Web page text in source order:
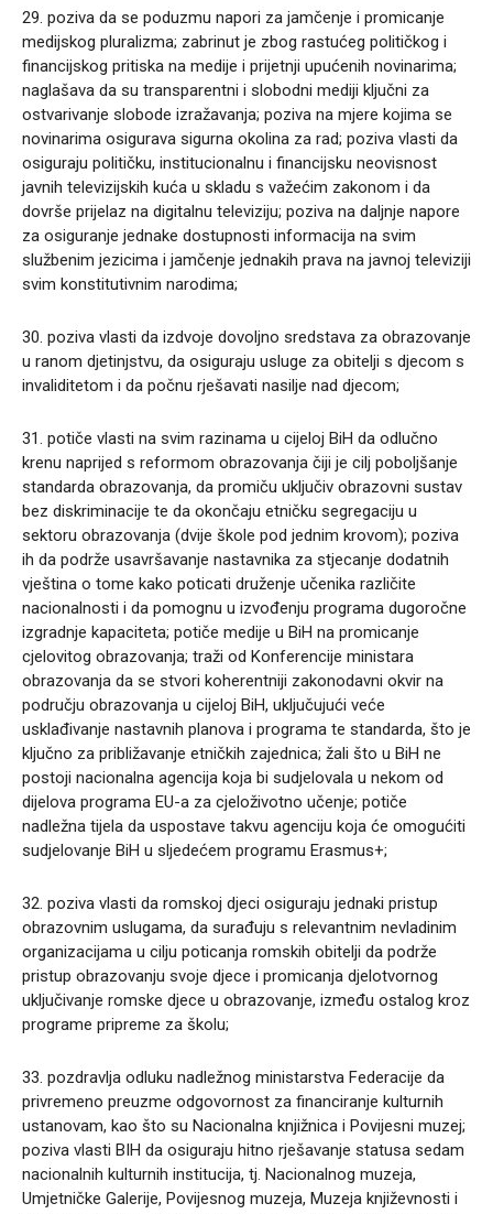
29. poziva da se poduzmu napori za jamčenje i promicanje
medijskog pluralizma; zabrinut je zbog rastućeg političkog i
financijskog pritiska na medije i prijetnji upućenih novinarima;
naglašava da su transparentni i slobodni mediji ključni za
ostvarivanje slobode izražavanja; poziva na mjere kojima se
novinarima osigurava sigurna okolina za rad; poziva vlasti da
osiguraju političku, institucionalnu i financijsku neovisnost
javnih televizijskih kuća u skladu s važećim zakonom i da
dovrše prijelaz na digitalnu televiziju; poziva na daljnje napore
za osiguranje jednake dostupnosti informacija na svim
službenim jezicima i jamčenje jednakih prava na javnoj televiziji
svim konstitutivnim narodima;
30. poziva vlasti da izdvoje dovoljno sredstava za obrazovanje
u ranom djetinjstvu, da osiguraju usluge za obitelji s djecom s
invaliditetom i da počnu rješavati nasilje nad djecom;
31. potiče vlasti na svim razinama u cijeloj BiH da odlučno
krenu naprijed s reformom obrazovanja čiji je cilj poboljšanje
standarda obrazovanja, da promiču uključiv obrazovni sustav
bez diskriminacije te da okončaju etničku segregaciju u
sektoru obrazovanja (dvije škole pod jednim krovom); poziva
ih da podrže usavršavanje nastavnika za stjecanje dodatnih
vještina o tome kako poticati druženje učenika različite
nacionalnosti i da pomognu u izvođenju programa dugoročne
izgradnje kapaciteta; potiče medije u BiH na promicanje
cjelovitog obrazovanja; traži od Konferencije ministara
obrazovanja da se stvori koherentniji zakonodavni okvir na
području obrazovanja u cijeloj BiH, uključujući veće
usklađivanje nastavnih planova i programa te standarda, što je
ključno za približavanje etničkih zajednica; žali što u BiH ne
postoji nacionalna agencija koja bi sudjelovala u nekom od
dijelova programa EU-a za cjeloživotno učenje; potiče
nadležna tijela da uspostave takvu agenciju koja će omogućiti
sudjelovanje BiH u sljedećem programu Erasmus+;
32. poziva vlasti da romskoj djeci osiguraju jednaki pristup
obrazovnim uslugama, da surađuju s relevantnim nevladinim
organizacijama u cilju poticanja romskih obitelji da podrže
pristup obrazovanju svoje djece i promicanja djelotvornog
uključivanje romske djece u obrazovanje, između ostalog kroz
programe pripreme za školu;
33. pozdravlja odluku nadležnog ministarstva Federacije da
privremeno preuzme odgovornost za financiranje kulturnih
ustanovam, kao što su Nacionalna knjižnica i Povijesni muzej;
poziva vlasti BIH da osiguraju hitno rješavanje statusa sedam
nacionalnih kulturnih institucija, tj. Nacionalnog muzeja,
Umjetničke Galerije, Povijesnog muzeja, Muzeja književnosti i